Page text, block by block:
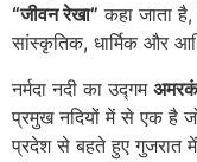
“जीवन रेखा” कहा जाता
सांस्कृतिक, धार्मिक और
नर्मदा नदी का उद्गम
प्रमुख नदियों में से एक है
प्रदेश से बहते हुए गुजरात